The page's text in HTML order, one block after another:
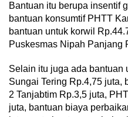
Bantuan itu berupa insentif
bantuan konsumtif PHTT
bantuan untuk korwil
Puskesmas Nipah Panjang
Selain itu juga ada bantuan
Sungai Tering Rp.4,75 juta,
2 Tanjabtim Rp.3,5 juta,
juta, bantuan biaya